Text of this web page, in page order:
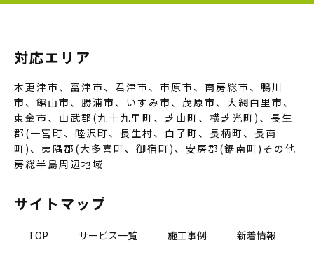
対応エリア
木更津市、富津市、君津市、市原市、南房総市、鴨川
市、館山市、勝浦市、いすみ市、茂原市、大網白里市、
東金市、山武郡(九十九里町、芝山町、横芝光町)、長生
郡(一宮町、睦沢町、長生村、白子町、長柄町、長南
町)、夷隅郡(大多喜町、御宿町)、安房郡(鋸南町)その他
房総半島周辺地域
サイトマップ
TOP サービス一覧 施工事例 新着情報